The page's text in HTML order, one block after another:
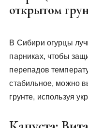
открытом
В Сибири огурцы
парниках, чтобы
перепадов
стабильное, можно
грунте, используя